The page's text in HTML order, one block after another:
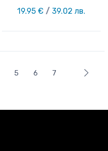
19.95 € / 39.02 лв.
5 6 7